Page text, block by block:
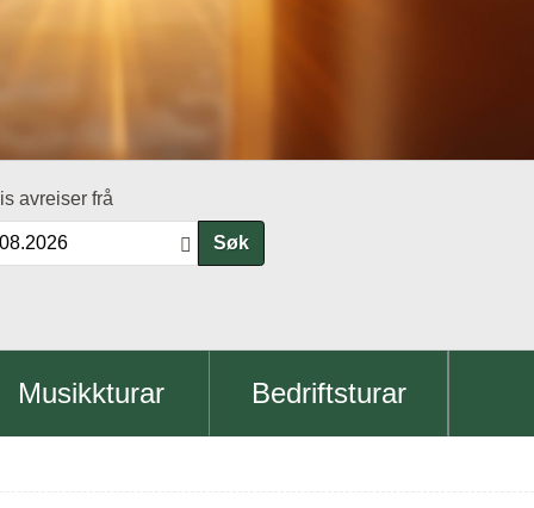
avreiser frå
Søk
Musikkturar Bedriftsturar